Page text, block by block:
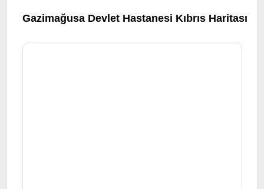
Gazimağusa Devlet Hastanesi Kıbrıs Haritası